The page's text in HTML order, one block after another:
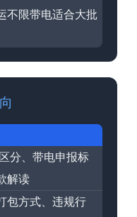
不限带电适合大批
分、带电申报标
解读
包方式、违规行